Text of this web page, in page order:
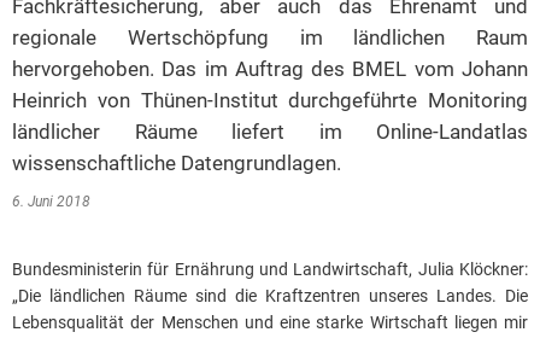
Fachkräftesicherung, aber auch das Ehrenamt und
regionale Wertschöpfung im ländlichen Raum
hervorgehoben. Das im Auftrag des BMEL vom Johann
Heinrich von Thünen-Institut durchgeführte Monitoring
ländlicher Räume liefert im Online-Landatlas
wissenschaftliche Datengrundlagen.
6. Juni 2018
Bundesministerin für Ernährung und Landwirtschaft, Julia Klöckner:
„Die ländlichen Räume sind die Kraftzentren unseres Landes. Die
Lebensqualität der Menschen und eine starke Wirtschaft liegen mir